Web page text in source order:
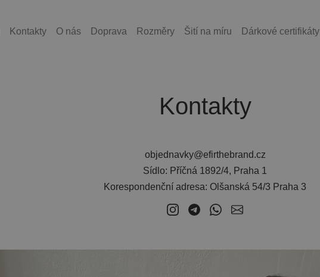
Kontakty O nás Doprava Rozměry Šití na míru Dárkové certifikáty
Kontakty
objednavky@efirthebrand.cz
Sídlo: Příčná 1892/4, Praha 1
Korespondenční adresa: Olšanská 54/3 Praha 3